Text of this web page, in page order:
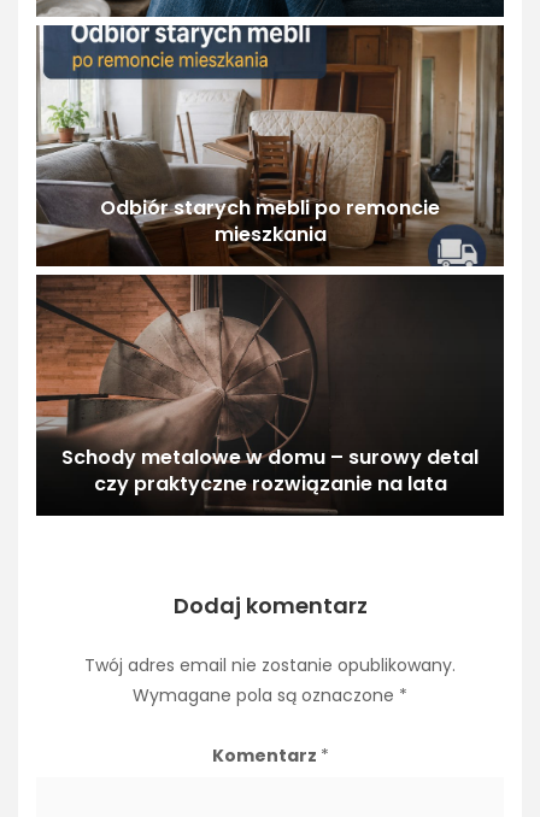
Odbiór starych mebli po remoncie
mieszkania
Schody metalowe w domu – surowy detal
czy praktyczne rozwiązanie na lata
Dodaj komentarz
Twój adres email nie zostanie opublikowany.
Wymagane pola są oznaczone *
Komentarz *